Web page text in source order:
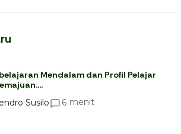
Mendalam dan Profil Pelajar
Susilo
6 menit